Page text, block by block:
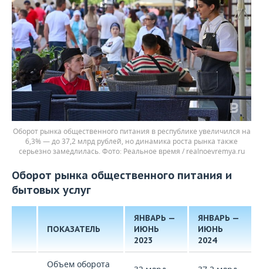
Оборот рынка общественного питания в республике увеличился на
6,3% — до 37,2 млрд рублей, но динамика роста рынка также
серьезно замедлилась.
Реальное время / realnoevremya.ru
Оборот рынка общественного питания и
бытовых услуг
ПОКАЗАТЕЛЬ
ЯНВАРЬ —
ИЮНЬ
2023
ЯНВАРЬ —
ИЮНЬ
2024
Объем оборота